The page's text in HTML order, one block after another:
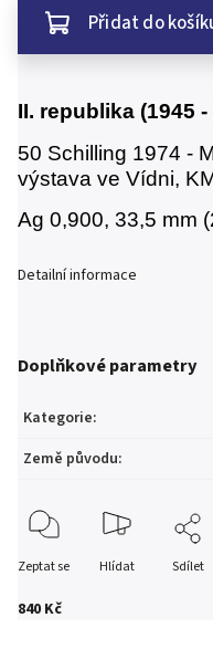
840 Kč
Přidat do
II. republika (1945 -
50 Schilling 1974 -
výstava ve Vídni,
Ag 0,900, 33,5 mm
Detailní informace
Doplňkové parametry
Kategorie:
Země původu:
Zeptat se Hlídat Sdílet